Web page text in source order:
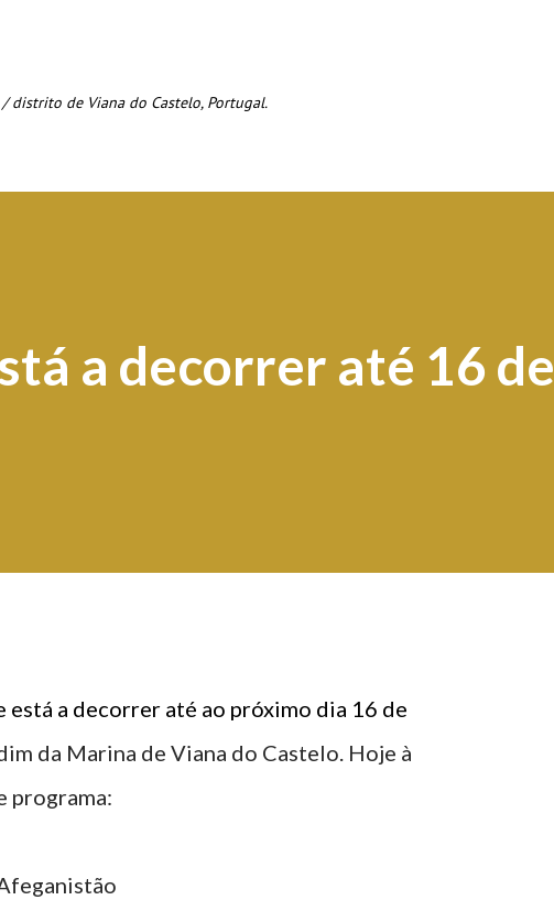
distrito de Viana do Castelo, Portugal.
a decorrer até 16 de
está a decorrer até ao próximo dia 16 de
da Marina de Viana do Castelo. Hoje à
programa: